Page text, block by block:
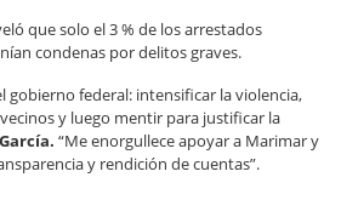
que solo el 3 % de los arrestados
condenas por delitos graves.
gobierno federal: intensificar la violencia,
y luego mentir para justificar la
“Me enorgullece apoyar a Marimar y
y rendición de cuentas”.